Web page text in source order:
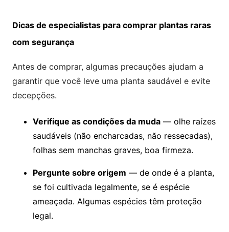
Dicas de especialistas para comprar plantas raras
com segurança
Antes de comprar, algumas precauções ajudam a
garantir que você leve uma planta saudável e evite
decepções.
Verifique as condições da muda — olhe raízes
saudáveis (não encharcadas, não ressecadas),
folhas sem manchas graves, boa firmeza.
Pergunte sobre origem — de onde é a planta,
se foi cultivada legalmente, se é espécie
ameaçada. Algumas espécies têm proteção
legal.